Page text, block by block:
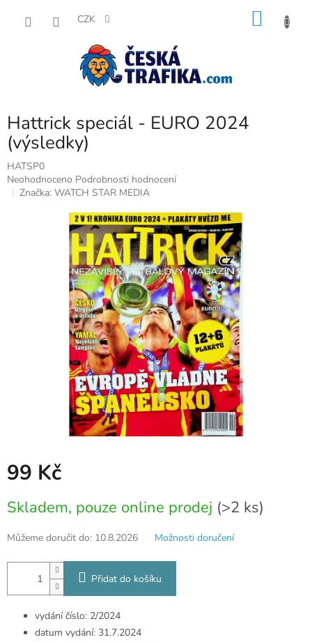
CZK
Hattrick speciál - EURO 2024
(výsledky)
HATSP0
Průměrné
hodnocení
Neohodnoceno Podrobnosti hodnocení
Značka: WATCH STAR MEDIA
99 Kč
cena:
Skladem, pouze online prodej (>2 ks)
Můžeme doručit do: 10.8.2026 Možnosti doručení
Přidat do košíku
vydání číslo: 2/2024
datum vydání: 31.7.2024